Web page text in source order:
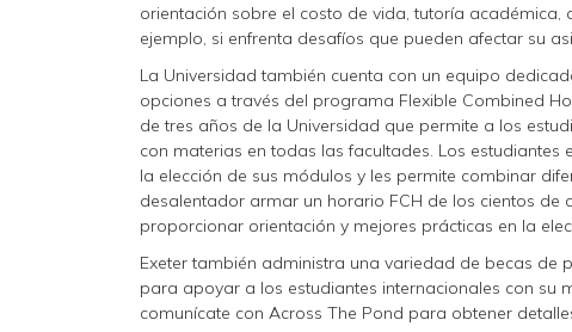
orientación sobre el costo de vida, tutoría
ejemplo, si enfrenta desafíos que pueden afectar su
La Universidad también cuenta con un equipo
opciones a través del programa Flexible Combined
de tres años de la Universidad que permite a los
con materias en todas las facultades. Los
la elección de sus módulos y les permite combinar
desalentador armar un horario FCH de los cientos
proporcionar orientación y mejores prácticas en la
Exeter también administra una variedad de becas
para apoyar a los estudiantes internacionales con su
comunícate con Across The Pond para obtener